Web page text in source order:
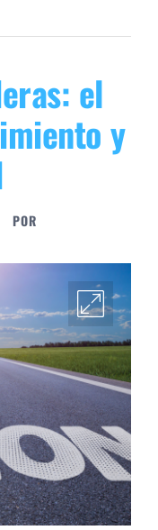
el
y
POR